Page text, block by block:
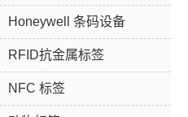
Honeywell 条码设备
RFID抗金属标签
NFC 标签